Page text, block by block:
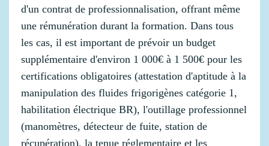
d'un contrat de professionnalisation, offrant même
une rémunération durant la formation. Dans tous
les cas, il est important de prévoir un budget
supplémentaire d'environ 1 000€ à 1 500€ pour les
certifications obligatoires (attestation d'aptitude à la
manipulation des fluides frigorigènes catégorie 1,
habilitation électrique BR), l'outillage professionnel
(manomètres, détecteur de fuite, station de
récupération), la tenue réglementaire et les